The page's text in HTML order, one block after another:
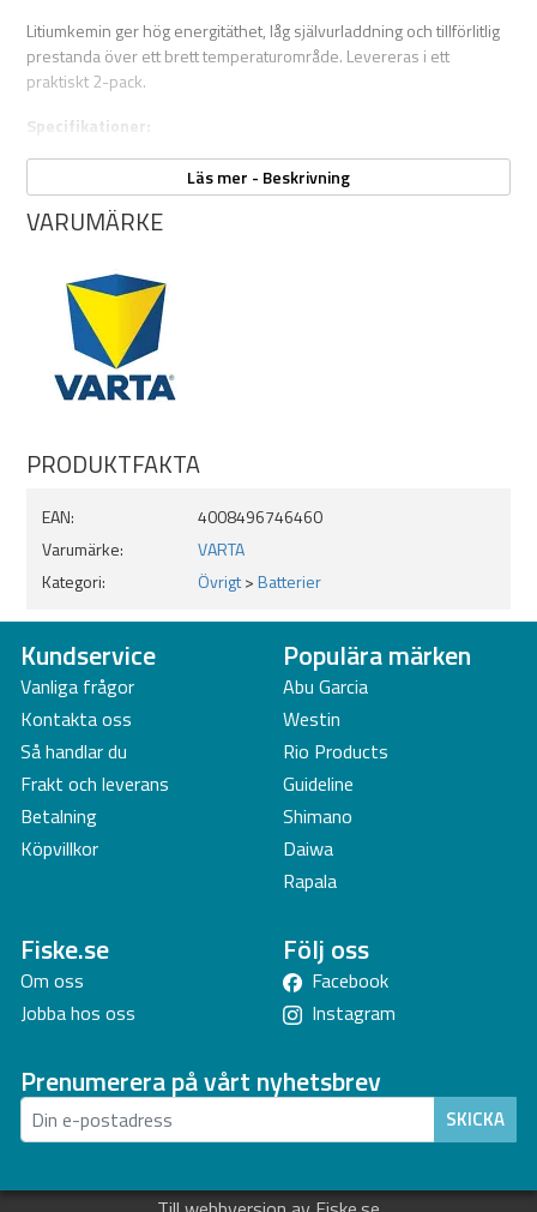
Litiumkemin ger hög energitäthet, låg självurladdning och tillförlitlig
prestanda över ett brett temperaturområde. Levereras i ett
praktiskt 2-pack.
Specifikationer:
Artikelnummer: VAR-6032101402
Batterityp: CR2032
Kapacitet: 230 mAh
Kemi: Litium-mangandioxid (LiMnO2)
Mått: Ø 20 × 3,2 mm
Vikt: 3 g (per batteri)
Antal: 2 st
Läs mer - Beskrivning
VARUMÄRKE
PRODUKTFAKTA
EAN:
4008496746460
Varumärke:
VARTA
Kategori:
Övrigt>Batterier
Kundservice
Vanliga frågor
Kontakta oss
Så handlar du
Frakt och leverans
Betalning
Köpvillkor
Populära märken
Abu Garcia
Westin
Rio Products
Guideline
Shimano
Daiwa
Rapala
Fiske.se
Om oss
Jobba hos oss
Följ oss
Facebook
Instagram
Prenumerera på vårt nyhetsbrev
SKICKA